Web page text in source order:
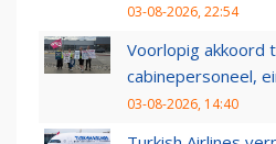
03-08-2026, 22:54
Voorlopig akkoord
cabinepersoneel,
03-08-2026, 14:40